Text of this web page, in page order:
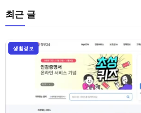
최근 글
생활정보